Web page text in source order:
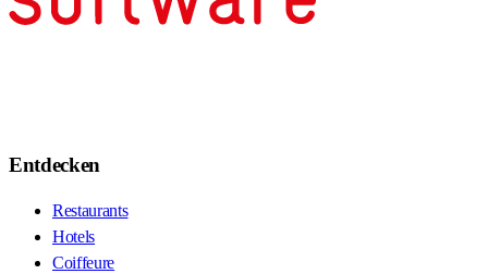
Entdecken
Restaurants
Hotels
Coiffeure